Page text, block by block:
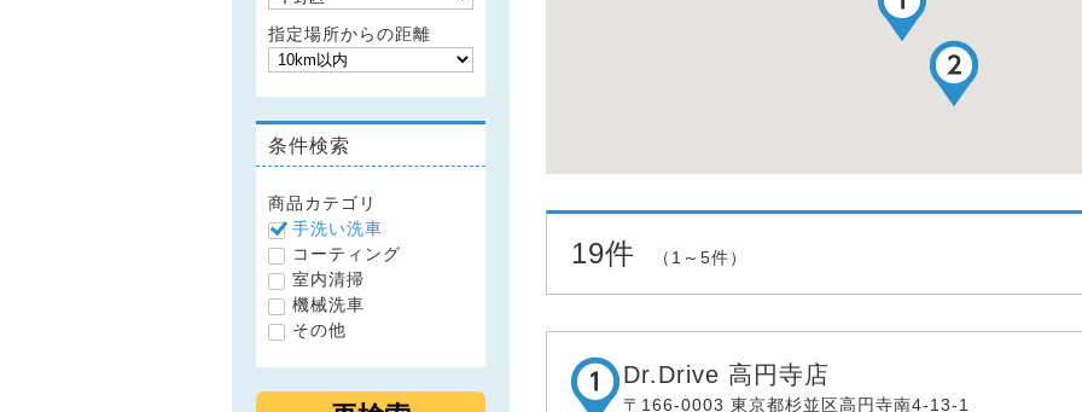
指定場所からの距離
条件検索
商品カテゴリ
手洗い洗車
コーティング
室内清掃
機械洗車
その他
19件 （1～5件）
Dr.Drive 高円寺店
〒166-0003 東京都杉並区高円寺南4-13-1